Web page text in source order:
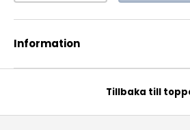
Information
Tillbaka till